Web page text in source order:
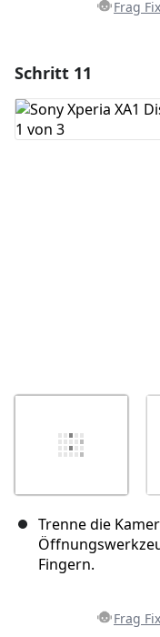
Frag
Kommentar
Schritt 11
Trenne die
Fingern.
Frag